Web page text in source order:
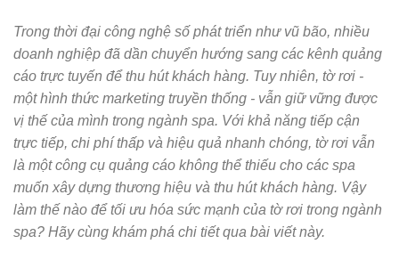
Trong thời đại công nghệ số phát triển như vũ bão, nhiều
doanh nghiệp đã dần chuyển hướng sang các kênh quảng
cáo trực tuyến để thu hút khách hàng. Tuy nhiên, tờ rơi -
một hình thức marketing truyền thống - vẫn giữ vững được
vị thế của mình trong ngành spa. Với khả năng tiếp cận
trực tiếp, chi phí thấp và hiệu quả nhanh chóng, tờ rơi vẫn
là một công cụ quảng cáo không thể thiếu cho các spa
muốn xây dựng thương hiệu và thu hút khách hàng. Vậy
làm thế nào để tối ưu hóa sức mạnh của tờ rơi trong ngành
spa? Hãy cùng khám phá chi tiết qua bài viết này.